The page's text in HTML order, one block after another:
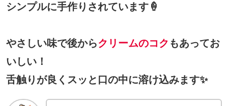
シンプルに手作りされています🍦
やさしい味で後からクリームのコク もあってお
いしい！
舌触りが良くスッと口の中に溶け込みます✨